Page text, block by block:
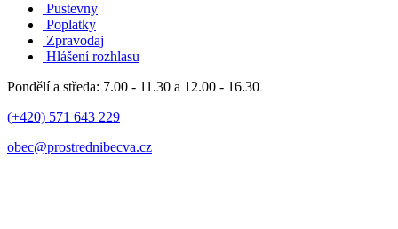
Pustevny
Poplatky
Zpravodaj
Hlášení rozhlasu
Pondělí a středa: 7.00 - 11.30 a 12.00 - 16.30
(+420) 571 643 229
obec@prostrednibecva.cz